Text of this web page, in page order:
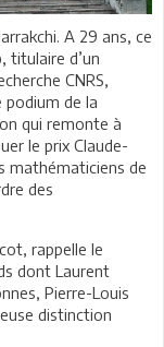
A 29 ans, ce
titulaire d’un
CNRS,
podium de la
qui remonte à
le prix Claude-
mathématiciens de
des
rappelle le
dont Laurent
Pierre-Louis
distinction